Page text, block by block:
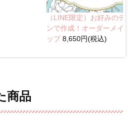
（LINE限定）お好みのデ
ンで作成！オーダーメイ
ップ8,650円(税込)
商品